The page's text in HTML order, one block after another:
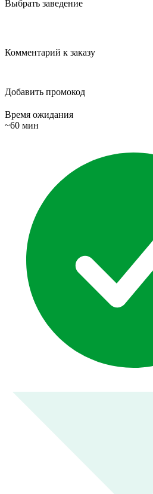
Выбрать заведение
Комментарий к заказу
Добавить промокод
Время ожидания
~60 мин